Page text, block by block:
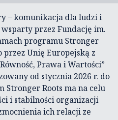
– komunikacja dla ludzi i
przez Fundację im.
programu Stronger
przez Unię Europejską z
Prawa i Wartości”
od stycznia 2026 r. do
Stronger Roots ma na celu
i stabilności organizacji
ich relacji ze